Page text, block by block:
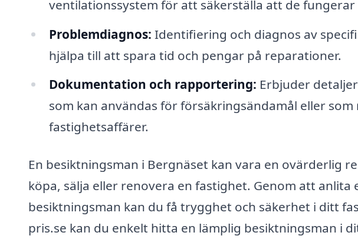
ventilationssystem för att säkerställa att de
Problemdiagnos: Identifiering och diagnos av
hjälpa till att spara tid och pengar på reparationer.
Dokumentation och rapportering: Erbjuder
som kan användas för försäkringsändamål eller
fastighetsaffärer.
En besiktningsman i Bergnäset kan vara en ovärderlig
köpa, sälja eller renovera en fastighet. Genom att anlita
besiktningsman kan du få trygghet och säkerhet i ditt
pris.se kan du enkelt hitta en lämplig besiktningsman i